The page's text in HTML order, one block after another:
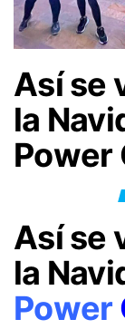
Así se
la
Power
Así se
la
Power